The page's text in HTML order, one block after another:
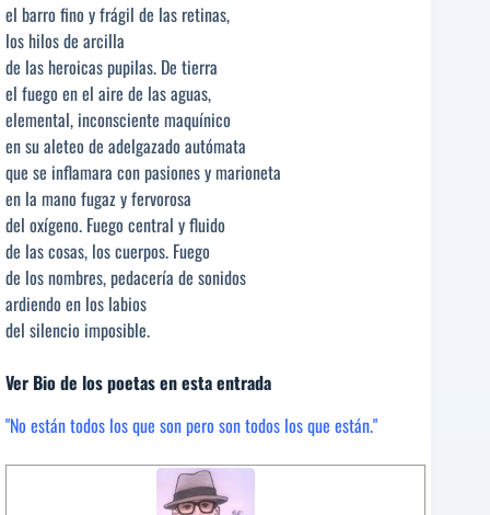
el barro fino y frágil de las retinas,
los hilos de arcilla
de las heroicas pupilas. De tierra
el fuego en el aire de las aguas,
elemental, inconsciente maquínico
en su aleteo de adelgazado autómata
que se inflamara con pasiones y marioneta
en la mano fugaz y fervorosa
del oxígeno. Fuego central y fluido
de las cosas, los cuerpos. Fuego
de los nombres, pedacería de sonidos
ardiendo en los labios
del silencio imposible.
Ver Bio de los poetas en esta entrada
"No están todos los que son pero son todos los que están."